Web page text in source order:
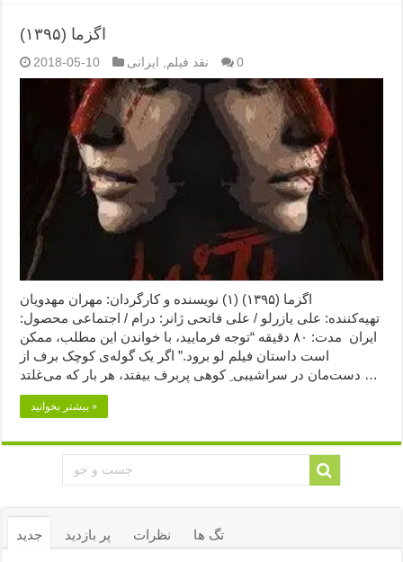
اگزما (۱۳۹۵)
2018-05-10 نقد فیلم ایرانی 0
اگزما (۱۳۹۵) (۱) نویسنده و کارگردان: مهران مهدویان
تهیه‌کننده: علی یازرلو / علی فاتحی ژانر: درام / اجتماعی محصول:
ایران مدت: ۸۰ دقیقه “توجه فرمایید،‌ با خواندن این مطلب، ممکن
است داستان فیلم لو برود.” اگر یک گوله‌ی کوچک برف از
دست‌مان در سراشیبی ِ کوهی پربرف بیفتد، هر بار که می‌غلتد …
بیشتر بخوانید »
جدید پر بازدید نظرات تگ ها